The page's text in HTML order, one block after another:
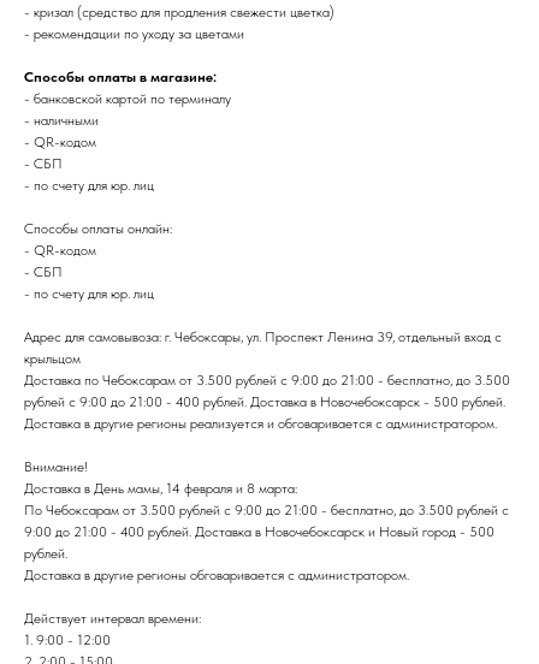
- кризал (средство для продления свежести цветка)
- рекомендации по уходу за цветами
Способы оплаты в магазине:
- банковской картой по терминалу
- наличными
- QR-кодом
- СБП
- по счету для юр. лиц
Способы оплаты онлайн:
- QR-кодом
- СБП
- по счету для юр. лиц
Адрес для самовывоза: г. Чебоксары, ул. Проспект Ленина 39, отдельный вход с
крыльцом
Доставка по Чебоксарам от 3.500 рублей с 9:00 до 21:00 - бесплатно, до 3.500
рублей с 9:00 до 21:00 - 400 рублей. Доставка в Новочебоксарск - 500 рублей.
Доставка в другие регионы реализуется и обговаривается с администратором.
Внимание!
Доставка в День мамы, 14 февраля и 8 марта:
По Чебоксарам от 3.500 рублей с 9:00 до 21:00 - бесплатно, до 3.500 рублей с
9:00 до 21:00 - 400 рублей. Доставка в Новочебоксарск и Новый город - 500
рублей.
Доставка в другие регионы обговаривается с администратором.
Действует интервал времени:
1. 9:00 - 12:00